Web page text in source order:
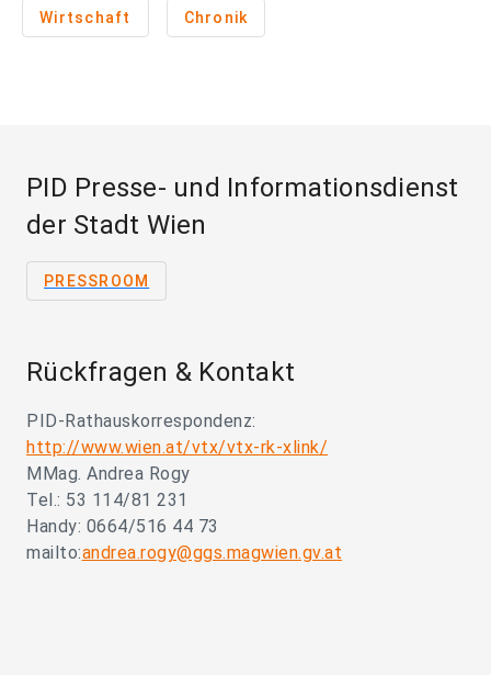
Wirtschaft Chronik
PID Presse- und Informationsdienst
der Stadt Wien
PRESSROOM
Rückfragen & Kontakt
PID-Rathauskorrespondenz:
http://www.wien.at/vtx/vtx-rk-xlink/
MMag. Andrea Rogy
Tel.: 53 114/81 231
Handy: 0664/516 44 73
mailto:andrea.rogy@ggs.magwien.gv.at